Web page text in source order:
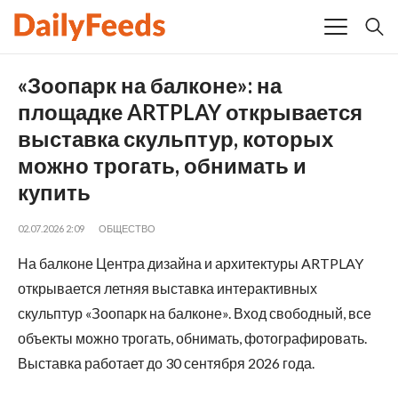
«Зоопарк на балконе»: на
площадке ARTPLAY открывается
выставка скульптур, которых
можно трогать, обнимать и
купить
02.07.2026 2:09 ОБЩЕСТВО
На балконе Центра дизайна и архитектуры ARTPLAY
открывается летняя выставка интерактивных
скульптур «Зоопарк на балконе». Вход свободный, все
объекты можно трогать, обнимать, фотографировать.
Выставка работает до 30 сентября 2026 года.